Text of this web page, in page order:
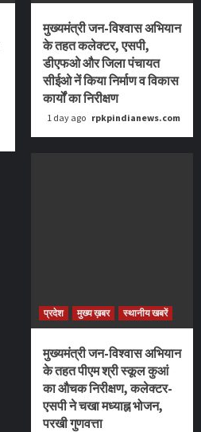
मुख्यमंत्री जन-विश्वास अभियान
के तहत कलेक्टर, एसपी,
डीएफओ और जिला पंचायत
सीईओ नें किया निर्माण व विकास
कार्यों का निरीक्षण
1 day ago rpkpindianews.com
प्रदेश मुख्य ख़बर स्थानीय खबरें
मुख्यमंत्री जन-विश्वास अभियान
के तहत पीएम श्री स्कूल कुआं
का औचक निरीक्षण, कलेक्टर-
एसपी ने चखा मध्याह्न भोजन,
परखी गुणवत्ता